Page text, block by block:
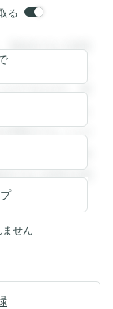
る
登録すると回答
を閲覧すること
ができます。登
録すると回答を
閲覧することが
できます。登録
すると回答を閲
せん